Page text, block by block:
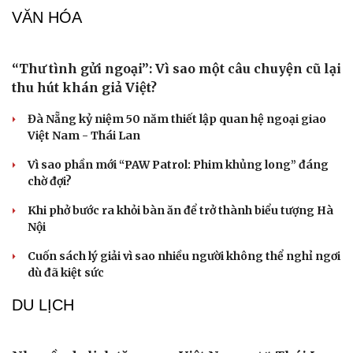
Làm đẹp - giảm cân
Pakistan khẳng định Hiệp định Mecca “hoàn
toàn mang tính phòng thủ”
Ấn Độ xác nhận đàm phán với Pháp về máy bay chiến
đấu thế hệ thứ 6
Indonesia trở thành quốc gia Đông Nam Á đầu tiên tự
đóng tàu ngầm
Nga cáo buộc NATO làm gia tăng căng thẳng ở Bắc Cực
Lai Châu an táng, tiễn đưa hài cốt 47 liệt sĩ về nơi an